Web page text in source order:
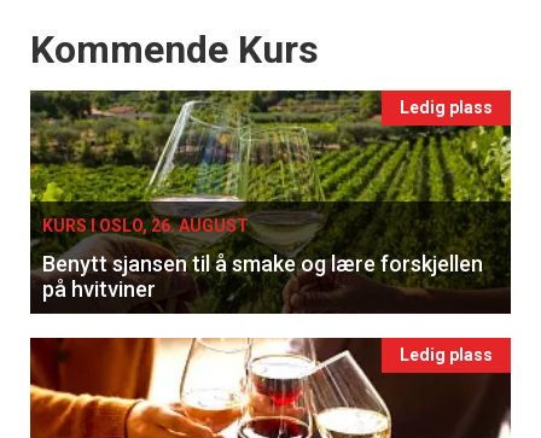
Events
Kommende Kurs
Ledig plass
KURS I OSLO, 26. AUGUST
Benytt sjansen til å smake og lære forskjellen
på hvitviner
Ledig plass